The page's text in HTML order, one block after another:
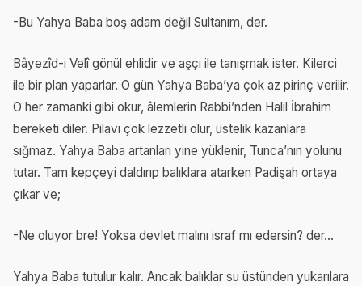
-Bu Yahya Baba boş adam değil Sultanım, der.
Bâyezîd-i Velî gönül ehlidir ve aşçı ile tanışmak ister. Kilerci
ile bir plan yaparlar. O gün Yahya Baba’ya çok az pirinç verilir.
O her zamanki gibi okur, âlemlerin Rabbi’nden Halil İbrahim
bereketi diler. Pilavı çok lezzetli olur, üstelik kazanlara
sığmaz. Yahya Baba artanları yine yüklenir, Tunca’nın yolunu
tutar. Tam kepçeyi daldırıp balıklara atarken Padişah ortaya
çıkar ve;
-Ne oluyor bre! Yoksa devlet malını israf mı edersin? der...
Yahya Baba tutulur kalır. Ancak balıklar su üstünden yukarılara